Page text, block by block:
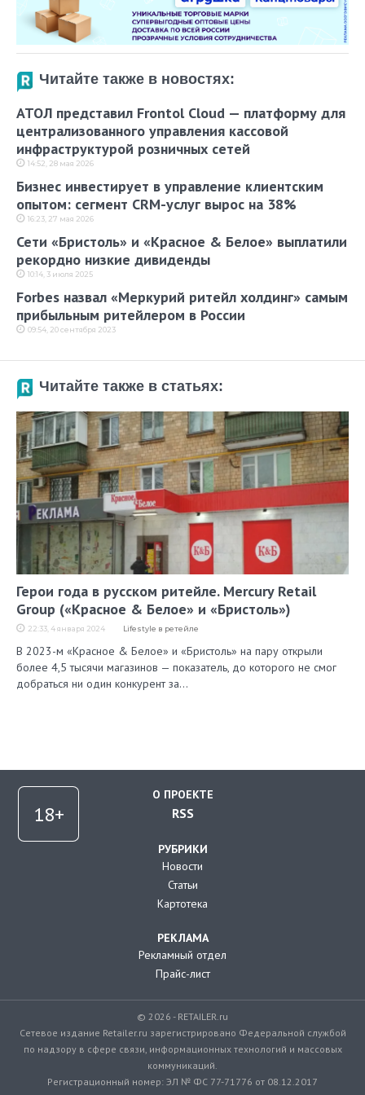
Читайте также в новостях:
АТОЛ представил Frontol Cloud — платформу для
централизованного управления кассовой
инфраструктурой розничных сетей
14:52, 28 мая 2026
Бизнес инвестирует в управление клиентским
опытом: сегмент CRM-услуг вырос на 38%
16:23, 27 мая 2026
Сети «Бристоль» и «Красное & Белое» выплатили
рекордно низкие дивиденды
10:14, 3 июля 2025
Forbes назвал «Меркурий ритейл холдинг» самым
прибыльным ритейлером в России
09:54, 20 сентября 2023
Читайте также в статьях:
Герои года в русском ритейле. Mercury Retail
Group («Красное & Белое» и «Бристоль»)
22:33, 4 января 2024 Lifestyle в ретейле
В 2023-м «Красное & Белое» и «Бристоль» на пару открыли
более 4,5 тысячи магазинов — показатель, до которого не смог
добраться ни один конкурент за…
О ПРОЕКТЕ
RSS
РУБРИКИ
Новости
Статьи
Картотека
РЕКЛАМА
Рекламный отдел
Прайс-лист
© 2026 - RETAILER.ru
Сетевое издание Retailer.ru зарегистрировано Федеральной службой
по надзору в сфере связи, информационных технологий и массовых
коммуникаций.
Регистрационный номер: ЭЛ № ФС 77-71776 от 08.12.2017